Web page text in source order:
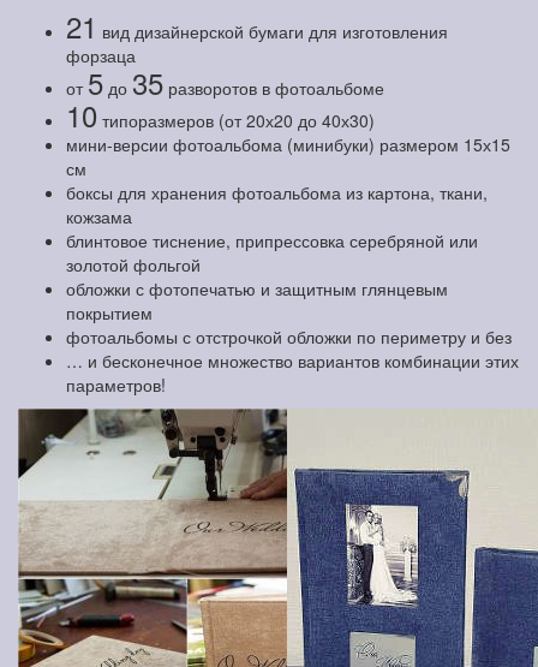
21 вид дизайнерской бумаги для изготовления
форзаца
от 5 до 35 разворотов в фотоальбоме
10 типоразмеров (от 20х20 до 40х30)
мини-версии фотоальбома (минибуки) размером 15х15
см
боксы для хранения фотоальбома из картона, ткани,
кожзама
блинтовое тиснение, припрессовка серебряной или
золотой фольгой
обложки с фотопечатью и защитным глянцевым
покрытием
фотоальбомы с отстрочкой обложки по периметру и без
… и бесконечное множество вариантов комбинации этих
параметров!